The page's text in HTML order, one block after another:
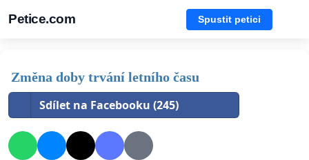
Petice.com Spustit petici
Změna doby trvání letního času
Sdílet na Facebooku (245)